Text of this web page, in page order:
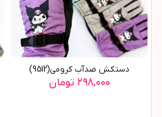
دستکش ضدآب کرومي(9512)
۲۹۸,۰۰۰ تومان